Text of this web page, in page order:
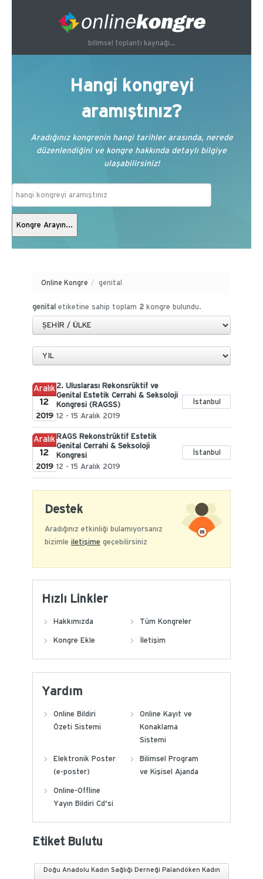
bilimsel toplantı kaynağı...
Hangi kongreyi
aramıştınız?
Aradığınız kongrenin hangi tarihler arasında, nerede
düzenlendiğini ve kongre hakkında detaylı bilgiye
ulaşabilirsiniz!
Online Kongre / genital
genital etiketine sahip toplam 2 kongre bulundu.
Aralık
12
2019
2. Uluslarası Rekonsrüktif ve
Genital Estetik Cerrahi & Seksoloji
Kongresi (RAGSS)
12 - 15 Aralık 2019
İstanbul
Aralık
12
2019
RAGS Rekonstrüktif Estetik
Genital Cerrahi & Seksoloji
Kongresi
12 - 15 Aralık 2019
İstanbul
Destek
Aradığınız etkinliği bulamıyorsanız
bizimle iletişime geçebilirsiniz
Hızlı Linkler
Hakkımızda Tüm Kongreler
Kongre Ekle İletişim
Yardım
Online Bildiri
Özeti Sistemi
Online Kayıt ve
Konaklama
Sistemi
Elektronik Poster
(e-poster)
Bilimsel Program
ve Kişisel Ajanda
Online-Offline
Yayın Bildiri Cd'si
Etiket Bulutu
Doğu Anadolu Kadın Sağlığı Derneği Palandöken Kadın